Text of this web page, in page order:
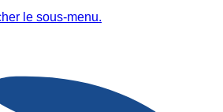
le sous-menu.